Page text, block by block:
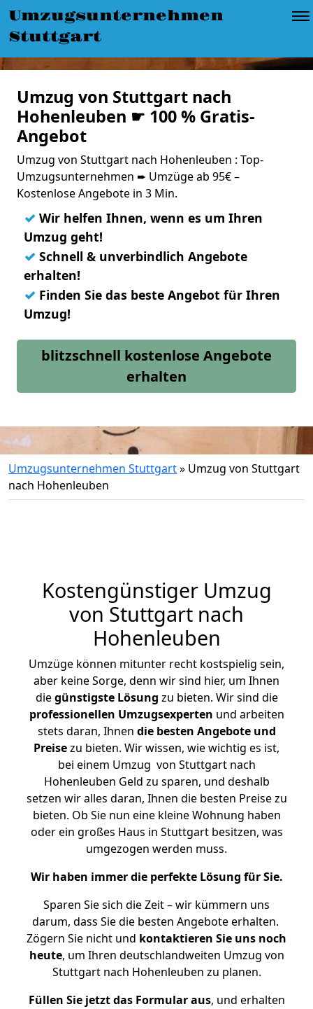
Umzugsunternehmen
Stuttgart
Umzug von Stuttgart nach
Hohenleuben ☛ 100 % Gratis-
Angebot
Umzug von Stuttgart nach Hohenleuben : Top-
Umzugsunternehmen ➨ Umzüge ab 95€ –
Kostenlose Angebote in 3 Min.
✓ Wir helfen Ihnen, wenn es um Ihren
Umzug geht!
✓ Schnell & unverbindlich Angebote
erhalten!
✓ Finden Sie das beste Angebot für Ihren
Umzug!
blitzschnell kostenlose Angebote
erhalten
Umzugsunternehmen Stuttgart» Umzug von Stuttgart
nach Hohenleuben
Kostengünstiger Umzug
von Stuttgart nach
Hohenleuben
Umzüge können mitunter recht kostspielig sein,
aber keine Sorge, denn wir sind hier, um Ihnen
diegünstigste Lösung zu bieten. Wir sind die
professionellen Umzugsexperten und arbeiten
stets daran, Ihnen die besten Angebote und
Preisezu bieten. Wir wissen, wie wichtig es ist,
bei einem Umzug von Stuttgart nach
Hohenleuben Geld zu sparen, und deshalb
setzen wir alles daran, Ihnen die besten Preise zu
bieten. Ob Sie nun eine kleine Wohnung haben
oder ein großes Haus in Stuttgart besitzen, was
umgezogen werden muss.
Wir haben immer die perfekte Lösung für Sie.
Sparen Sie sich die Zeit – wir kümmern uns
darum, dass Sie die besten Angebote erhalten.
Zögern Sie nicht und kontaktieren Sie uns noch
heute, um Ihren deutschlandweiten Umzug von
Stuttgart nach Hohenleuben zu planen.
Füllen Sie jetzt das Formular aus, und erhalten